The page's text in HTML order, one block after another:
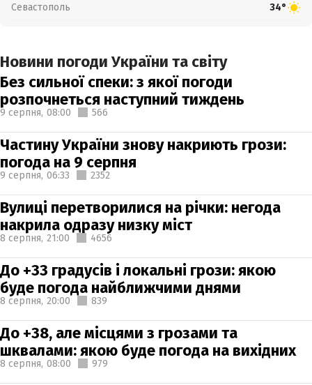
Севастополь 34°
Новини погоди України та світу
Без сильної спеки: з якої погоди
розпочнеться наступний тиждень
9 серпня, 08:00 566
Частину України знову накриють грози:
погода на 9 серпня
9 серпня, 06:33 2352
Вулиці перетворилися на річки: негода
накрила одразу низку міст
8 серпня, 21:00 4656
До +33 градусів і локальні грози: якою
буде погода найближчими днями
8 серпня, 20:00 839
До +38, але місцями з грозами та
шквалами: якою буде погода на вихідних
8 серпня, 08:00 979